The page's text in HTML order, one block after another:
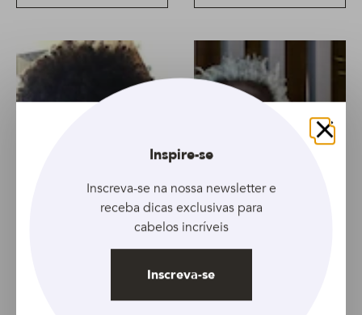
Como finalizar cabelo
ARTIGO
Cabelo crespo
Fechar
Inspire-se
Inscreva-se na nossa newsletter e
receba dicas exclusivas para
cabelos incríveis
Inscreva-se